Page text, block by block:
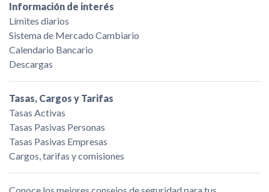
Información de interés
Límites diarios
Sistema de Mercado Cambiario
Calendario Bancario
Descargas
Tasas, Cargos y Tarifas
Tasas Activas
Tasas Pasivas Personas
Tasas Pasivas Empresas
Cargos, tarifas y comisiones